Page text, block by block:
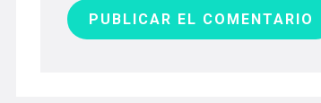
PUBLICAR EL COMENTARIO